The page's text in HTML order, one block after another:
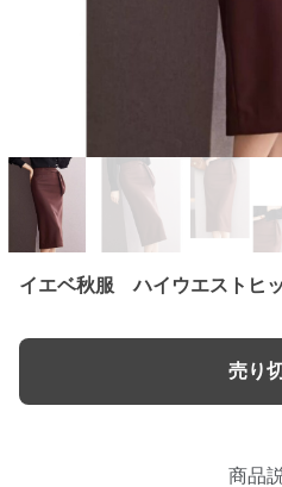
イエベ秋服 ハイウエストヒ
売り
商品